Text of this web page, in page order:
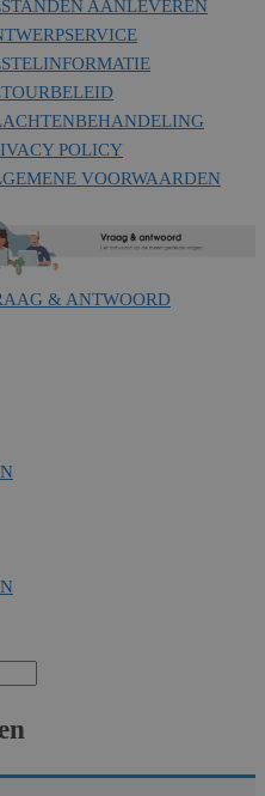
AANLEVEREN
POLICY
VOORWAARDEN
& ANTWOORD